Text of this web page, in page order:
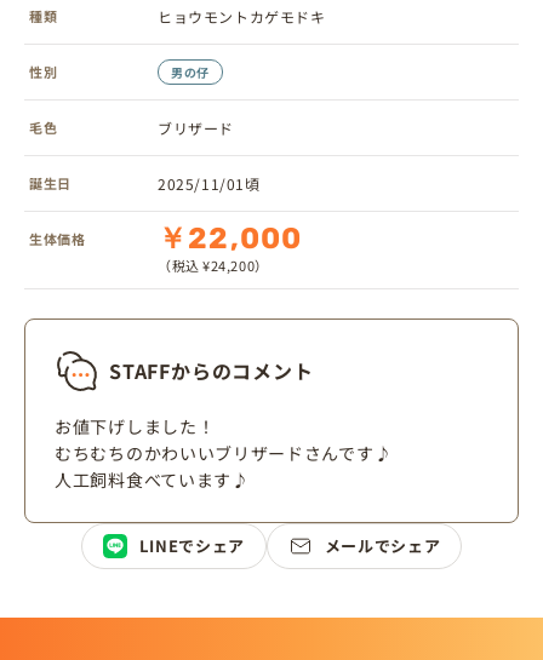
種類 ヒョウモントカゲモドキ
性別 男の仔
毛色 ブリザード
誕生日 2025/11/01頃
生体価格 ￥22,000
（税込 ¥24,200）
STAFFからのコメント
お値下げしました！
むちむちのかわいいブリザードさんです♪
人工飼料食べています♪
LINEでシェア メールでシェア